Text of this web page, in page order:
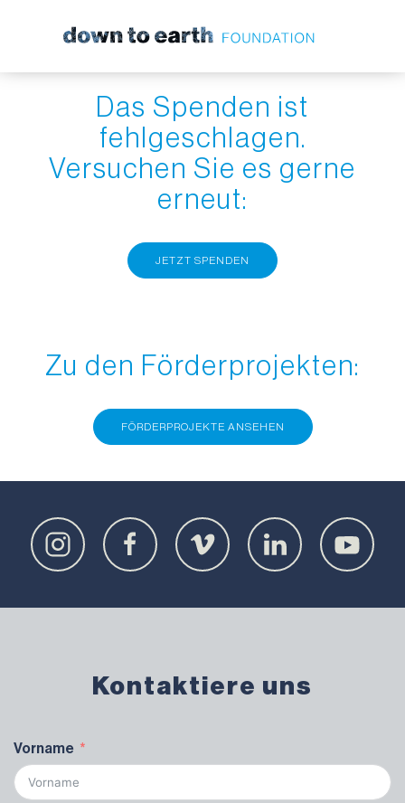
Zum Hauptinhalt springen
Das Spenden ist
fehlgeschlagen.
Versuchen Sie es gerne
erneut:
JETZT SPENDEN
Zu den Förderprojekten:
FÖRDERPROJEKTE ANSEHEN
Kontaktiere uns
Vorname